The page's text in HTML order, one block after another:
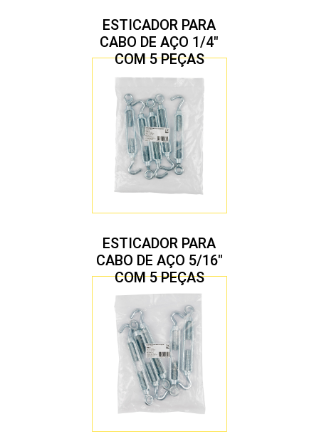
ESTICADOR PARA
CABO DE AÇO 1/4″
COM 5 PEÇAS
ESTICADOR PARA
CABO DE AÇO 5/16″
COM 5 PEÇAS